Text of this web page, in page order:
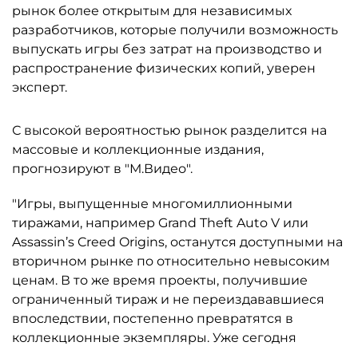
рынок более открытым для независимых
разработчиков, которые получили возможность
выпускать игры без затрат на производство и
распространение физических копий, уверен
эксперт.
С высокой вероятностью рынок разделится на
массовые и коллекционные издания,
прогнозируют в "М.Видео".
"Игры, выпущенные многомиллионными
тиражами, например Grand Theft Auto V или
Assassin’s Creed Origins, останутся доступными на
вторичном рынке по относительно невысоким
ценам. В то же время проекты, получившие
ограниченный тираж и не переиздававшиеся
впоследствии, постепенно превратятся в
коллекционные экземпляры. Уже сегодня